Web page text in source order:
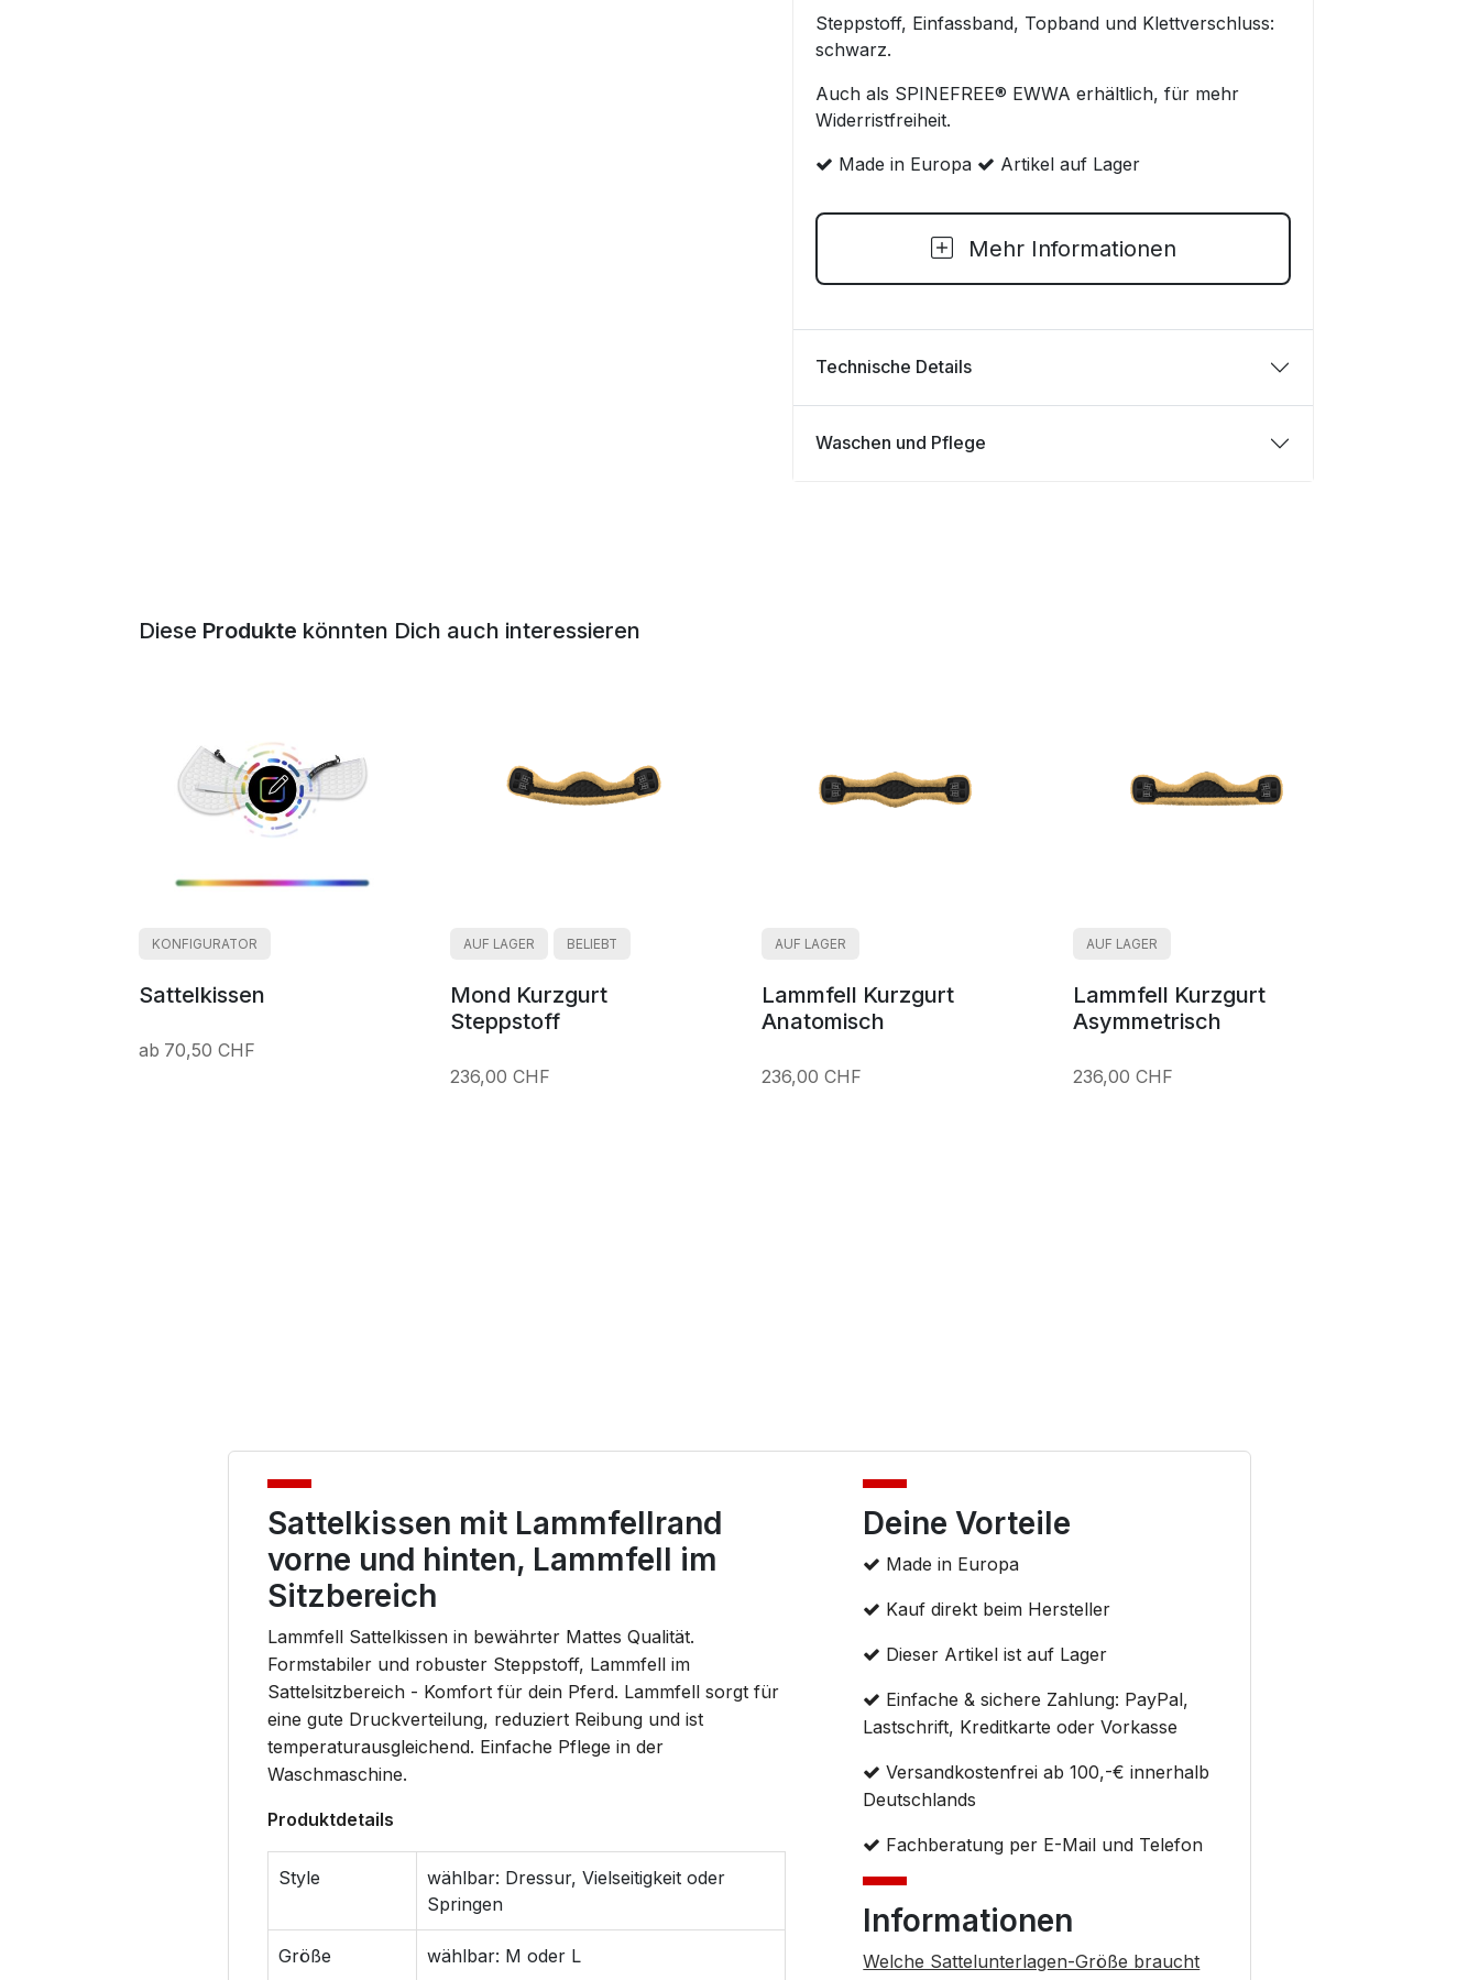
Steppstoff, Einfassband, Topband und Klettverschluss:
schwarz.
Auch als SPINEFREE® EWWA erhältlich, für mehr
Widerristfreiheit.
Made in Europa
Artikel auf Lager
Mehr Informationen
Technische Details
Waschen und Pflege
Diese Produkte könnten Dich auch interessieren
KONFIGURATOR
Sattelkissen
70,50 CHF
AUF LAGER BELIEBT
Mond Kurzgurt
Steppstoff
236,00 CHF
AUF LAGER
Lammfell Kurzgurt
Anatomisch
236,00 CHF
AUF LAGER
Lammfell Kurzgurt
Asymmetrisch
236,00 CHF
Sattelkissen mit Lammfellrand
vorne und hinten, Lammfell im
Sitzbereich
Lammfell Sattelkissen in bewährter Mattes Qualität.
Formstabiler und robuster Steppstoff, Lammfell im
Sattelsitzbereich - Komfort für dein Pferd. Lammfell sorgt für
eine gute Druckverteilung, reduziert Reibung und ist
temperaturausgleichend. Einfache Pflege in der
Waschmaschine.
Produktdetails
Style
wählbar: Dressur, Vielseitigkeit oder
Springen
Größe wählbar: M oder L
Deine Vorteile
Made in Europa
Kauf direkt beim Hersteller
Dieser Artikel ist auf Lager
Einfache & sichere Zahlung: PayPal,
Lastschrift, Kreditkarte oder Vorkasse
Versandkostenfrei ab 100,-€ innerhalb
Deutschlands
Fachberatung per E-Mail und Telefon
Informationen
Welche Sattelunterlagen-Größe braucht